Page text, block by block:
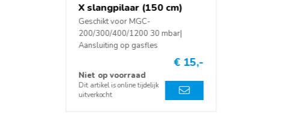
X slangpilaar (150 cm)
Geschikt voor MGC-
200/300/400/1200 30 mbar|
Aansluiting op gasfles
€ 15,-
Niet op voorraad
Dit artikel is online tijdelijk
uitverkocht